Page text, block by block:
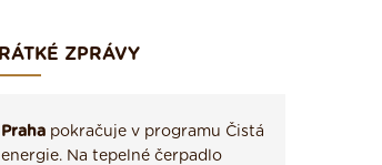
ZPRÁVY
Praha pokračuje v programu Čistá
energie. Na tepelné čerpadlo